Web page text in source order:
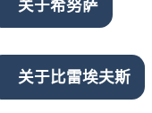
关于希努萨
关于比雷埃夫斯